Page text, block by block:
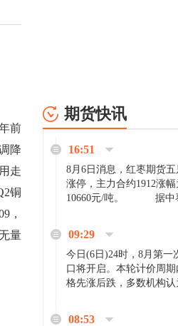
前
降
走
铜
，
量
期货快讯
16:51
8月6日消息，红枣期货
涨停，主力合约1912涨幅
10660元/吨。 据中枣
家好货依旧惜售挺...
09:29
今日(6日)24时，8月第一
口将开启。本轮计价周
格先涨后跌，多数机构
08:53